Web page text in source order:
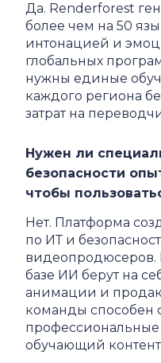
Да. Renderforest
более чем на 50
интонацией и
глобальных
нужны единые
каждого региона
затрат на
Нужен ли
безопасности
чтобы
Нет. Платформа
по ИТ и
видеопродюсеров.
базе ИИ берут на
анимации и
команды способен
обучающий